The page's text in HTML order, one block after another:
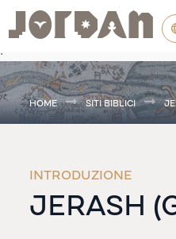
.
HOME SITI BIBLICI
INTRODUZIONE
JERASH